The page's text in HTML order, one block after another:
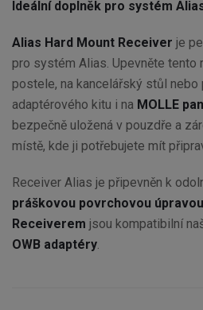
Ideální doplněk pro systém
Alias Hard Mount Receiver je
pro systém Alias. Upevněte tento
postele, na kancelářský stůl nebo
adaptérového kitu i na MOLLE
bezpečně uložená v pouzdře a
místě, kde ji potřebujete mít
Receiver Alias je připevněn k
práškovou povrchovou úpravou
Receiverem jsou kompatibilní
OWB adaptéry